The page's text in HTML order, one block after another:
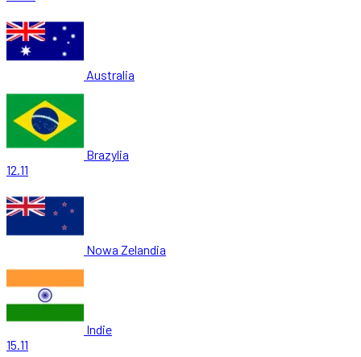
Australia
Brazylia
12.11
Nowa Zelandia
Indie
15.11